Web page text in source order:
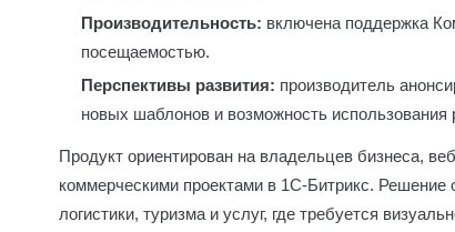
Производительность: включена поддержка
посещаемостью.
Перспективы развития: производитель
новых шаблонов и возможность
Продукт ориентирован на владельцев бизнеса,
коммерческими проектами в 1С-Битрикс.
логистики, туризма и услуг, где требуется